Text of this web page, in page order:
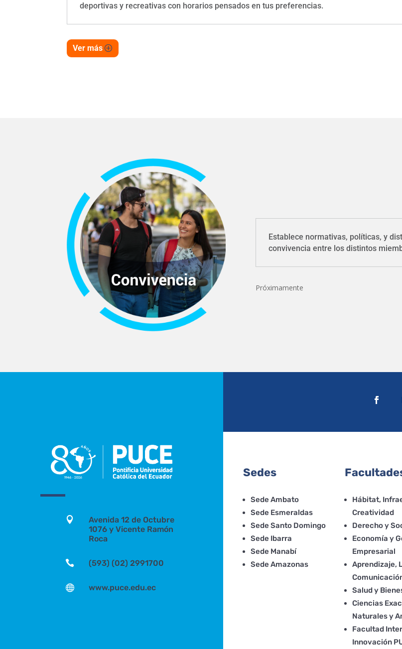
deportivas y recreativas con horarios pensados en tus preferencias.
Ver más
Establece normativas, políticas, y
convivencia entre los distintos
Próximamente

Avenida 12 de Octubre
1076 y Vicente Ramón
Roca
 (593) (02) 2991700
 www.puce.edu.ec
Sedes
Sede Ambato
Sede Esmeraldas
Sede Santo Domingo
Sede Ibarra
Sede Manabí
Sede Amazonas
Hábitat,
Creatividad
Derecho y
Economía y
Empresarial
Aprendizaje,
Salud y
Ciencias
Naturales y
Facultad
Innovación